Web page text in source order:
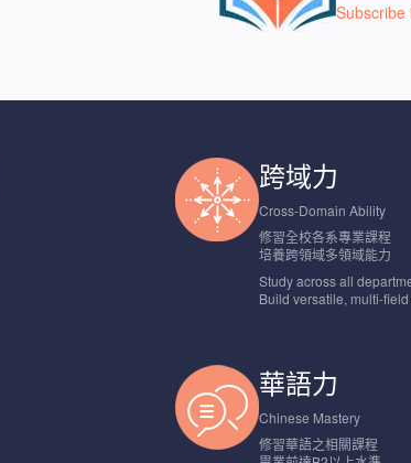
Subscribe
跨域力
Cross-Domain Ability
修習全校各系專業課程
培養跨領域多領域能力
Study across all
Build versatile, multi-
華語力
Chinese Mastery
修習華語之相關課程